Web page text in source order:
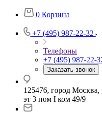
0 Корзина
+7 (495) 987-22-32
Телефоны
+7 (495) 987-22-
Заказать звонок
125476, город
эт 3 пом I ком 49/9